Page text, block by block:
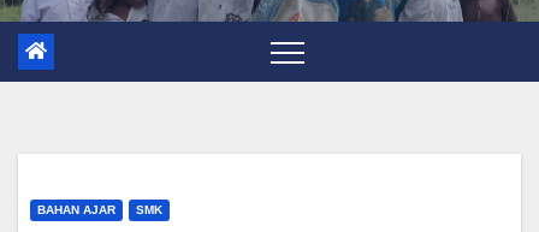
BAHAN AJAR SMK